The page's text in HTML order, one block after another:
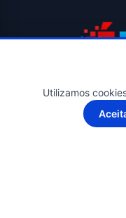
📰 Notícias
📰 Cobertura
Utilizamos